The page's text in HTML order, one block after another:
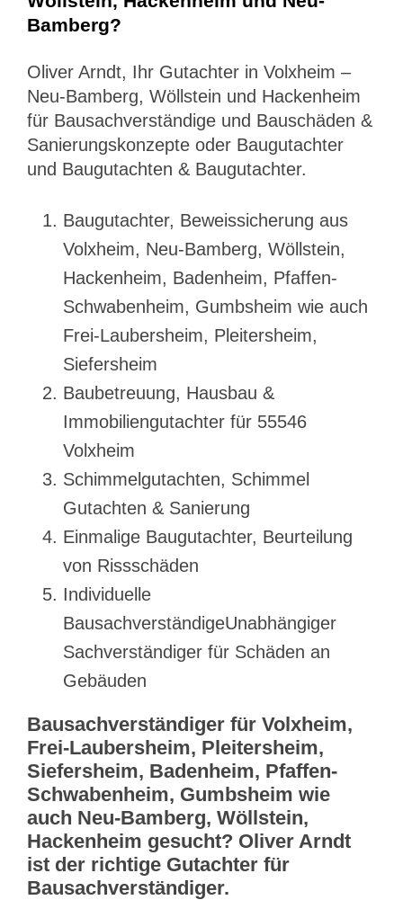
Bamberg?
Oliver Arndt, Ihr Gutachter in Volxheim –
Neu-Bamberg, Wöllstein und Hackenheim
für Bausachverständige und Bauschäden &
Sanierungskonzepte oder Baugutachter
und Baugutachten & Baugutachter.
Baugutachter, Beweissicherung aus
Volxheim, Neu-Bamberg, Wöllstein,
Hackenheim, Badenheim, Pfaffen-
Schwabenheim, Gumbsheim wie auch
Frei-Laubersheim, Pleitersheim,
Siefersheim
Baubetreuung, Hausbau &
Immobiliengutachter für 55546
Volxheim
Schimmelgutachten, Schimmel
Gutachten & Sanierung
Einmalige Baugutachter, Beurteilung
von Rissschäden
Individuelle
BausachverständigeUnabhängiger
Sachverständiger für Schäden an
Gebäuden
Bausachverständiger für Volxheim,
Frei-Laubersheim, Pleitersheim,
Siefersheim, Badenheim, Pfaffen-
Schwabenheim, Gumbsheim wie
auch Neu-Bamberg, Wöllstein,
Hackenheim gesucht? Oliver Arndt
ist der richtige Gutachter für
Bausachverständiger.